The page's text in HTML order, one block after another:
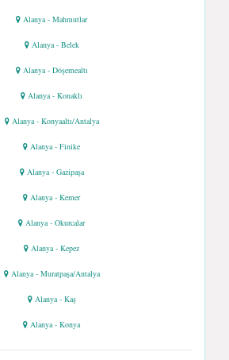
Alanya - Mahmutlar
Alanya - Belek
Alanya - Döşemealtı
Alanya - Konaklı
Alanya - Konyaaltı/Antalya
Alanya - Finike
Alanya - Gazipaşa
Alanya - Kemer
Alanya - Okurcalar
Alanya - Kepez
Alanya - Muratpaşa/Antalya
Alanya - Kaş
Alanya - Konya